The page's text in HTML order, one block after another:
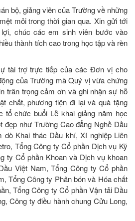
bộ, giảng viên của Trường về những
mỏi trong thời gian qua. Xin gửi tới
chúc các em sinh viên bước vào
thành tích cao trong học tập và rèn
tài trợ trực tiếp của các Đơn vị cho
của Trường mà Quý vị vừa chứng
trân trọng cảm ơn và ghi nhận sự hỗ
chất, phương tiện đi lại và quà tặng
chức buổi Lễ khai giảng năm học
đẹp như Trường Cao đẳng Nghề Dầu
dò Khai thác Dầu khí, Xí nghiệp Liên
Tổng Công ty Cổ phần Dịch vụ Kỹ
ty Cổ phần Khoan và Dịch vụ khoan
Việt Nam, Tổng Công ty Cổ phần
Tổng Công ty Phân bón và Hóa chất
Tổng Công ty Cổ phần Vận tải Dầu
Công ty điều hành chung Cửu Long,